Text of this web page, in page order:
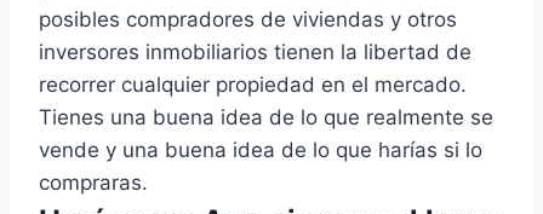
posibles compradores de viviendas y otros
inversores inmobiliarios tienen la libertad de
recorrer cualquier propiedad en el mercado.
Tienes una buena idea de lo que realmente se
vende y una buena idea de lo que harías si lo
compraras.